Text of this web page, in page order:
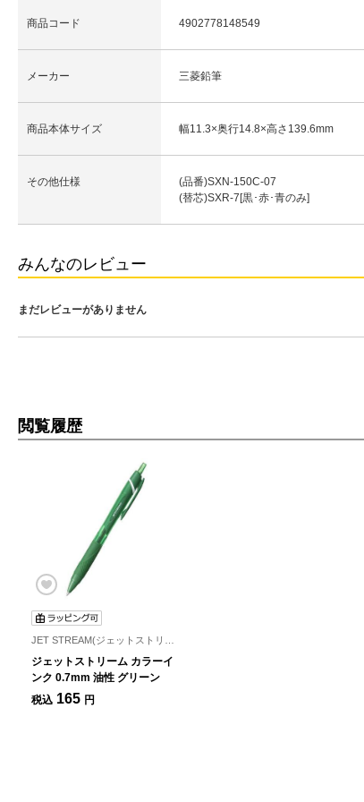
商品コード 4902778148549
メーカー 三菱鉛筆
商品本体サイズ 幅11.3×奥行14.8×高さ139.6mm
その他仕様
(品番)SXN-150C-07
(替芯)SXR-7[黒･赤･青のみ]
みんなのレビュー
まだレビューがありません
閲覧履歴
ジェットストリーム カラーイ
ンク 0.7mm 油性 グリーン
税込 165 円